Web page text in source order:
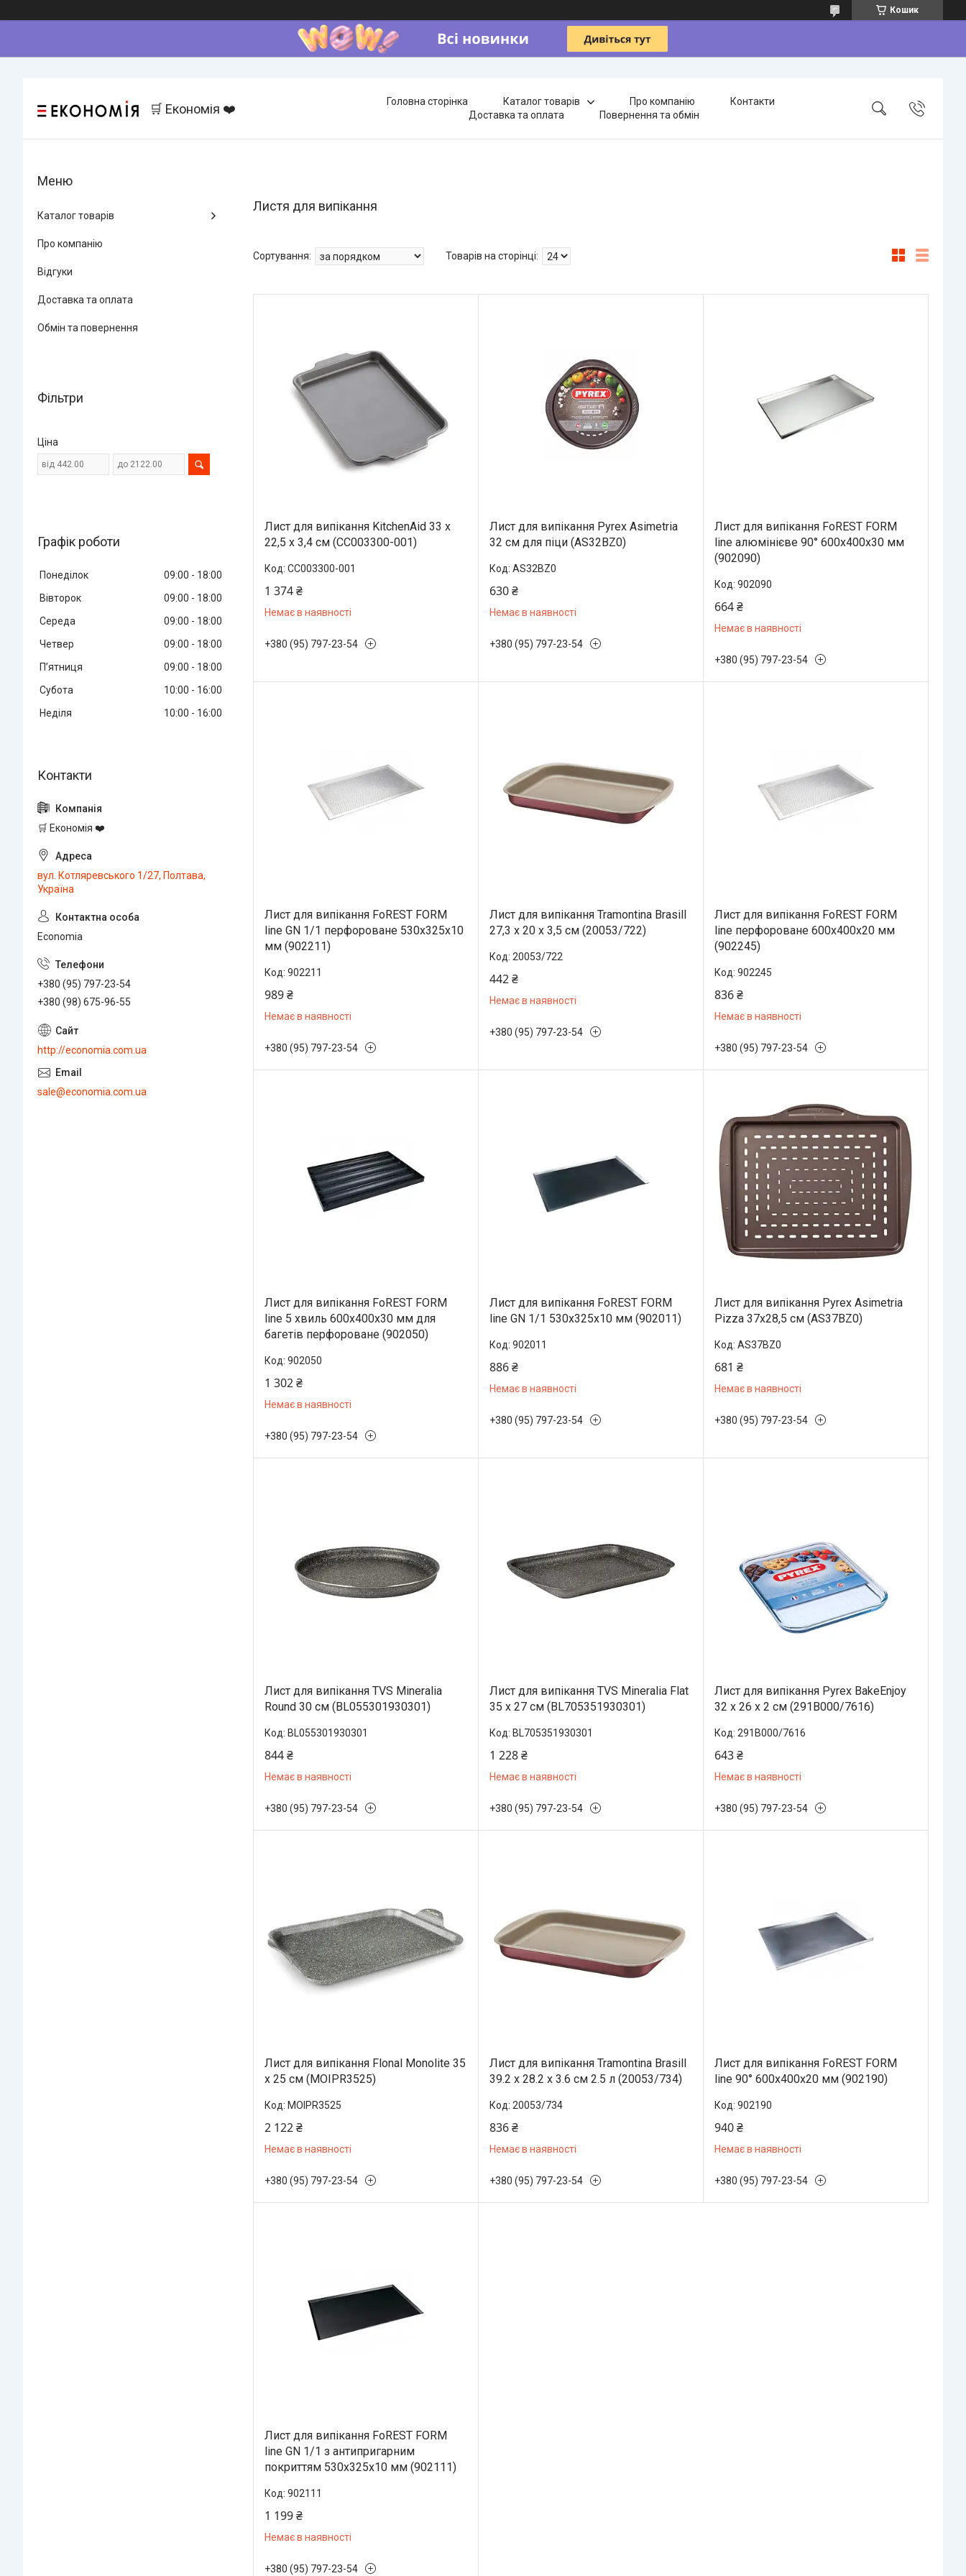
Кошик
🛒 Економія ❤️ Головна сторінка Каталог товарів Про компанію
Контакти
Доставка та оплата
Повернення та обмін
Листя для випікання
Лист для випікання KitchenAid 33 х
22,5 х 3,4 см (CC003300-001)
CC003300-001
1 374 ₴
Немає в наявності
+380 (95) 797-23-54
Лист для випікання Pyrex Asimetria
32 см для піци (AS32BZ0)
AS32BZ0
630 ₴
Немає в наявності
+380 (95) 797-23-54
Лист для випікання FoREST FORM
line алюмінієве 90° 600х400х30 мм
(902090)
902090
664 ₴
Немає в наявності
+380 (95) 797-23-54
Лист для випікання FoREST FORM
line GN 1/1 перфороване 530х325х10
мм (902211)
902211
989 ₴
Немає в наявності
+380 (95) 797-23-54
Лист для випікання Tramontina Brasill
27,3 x 20 x 3,5 см (20053/722)
20053/722
442 ₴
Немає в наявності
+380 (95) 797-23-54
Лист для випікання FoREST FORM
line перфороване 600х400х20 мм
(902245)
902245
836 ₴
Немає в наявності
+380 (95) 797-23-54
Лист для випікання FoREST FORM
line 5 хвиль 600х400х30 мм для
багетів перфороване (902050)
902050
1 302 ₴
Немає в наявності
+380 (95) 797-23-54
Лист для випікання FoREST FORM
line GN 1/1 530х325х10 мм (902011)
902011
886 ₴
Немає в наявності
+380 (95) 797-23-54
Лист для випікання Pyrex Asimetria
Pizza 37х28,5 см (AS37BZ0)
AS37BZ0
681 ₴
Немає в наявності
+380 (95) 797-23-54
Лист для випікання TVS Mineralia
Round 30 см (BL055301930301)
BL055301930301
844 ₴
Немає в наявності
+380 (95) 797-23-54
Лист для випікання TVS Mineralia Flat
35 х 27 см (BL705351930301)
BL705351930301
1 228 ₴
Немає в наявності
+380 (95) 797-23-54
Лист для випікання Pyrex BakeEnjoy
32 х 26 х 2 см (291B000/7616)
291B000/7616
643 ₴
Немає в наявності
+380 (95) 797-23-54
Лист для випікання Flonal Monolite 35
х 25 см (MOIPR3525)
MOIPR3525
2 122 ₴
Немає в наявності
+380 (95) 797-23-54
Лист для випікання Tramontina Brasill
39.2 x 28.2 x 3.6 см 2.5 л (20053/734)
20053/734
836 ₴
Немає в наявності
+380 (95) 797-23-54
Лист для випікання FoREST FORM
line 90° 600х400х20 мм (902190)
902190
940 ₴
Немає в наявності
+380 (95) 797-23-54
Лист для випікання FoREST FORM
line GN 1/1 з антипригарним
покриттям 530х325х10 мм (902111)
902111
1 199 ₴
Немає в наявності
+380 (95) 797-23-54
Каталог товарів
Про компанію
Відгуки
Доставка та оплата
Обмін та повернення
Фільтри
Ціна
Графік роботи
Понеділок 09:00
18:00
Вівторок
09:00
18:00
Середа
09:00
18:00
Четвер
09:00
18:00
Пʼятниця
09:00
18:00
Субота
10:00
16:00
Неділя
10:00 16:00
🛒 Економія ❤️
вул. Котляревського 1/27, Полтава,
Україна
Economia
+380 (95) 797-23-54
+380 (98) 675-96-55
http://economia.com.ua
sale@economia.com.ua